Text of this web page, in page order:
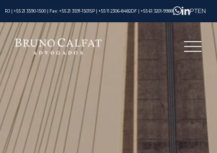
RJ | +55 21 3590-1500 | Fax: +55 21 3591-1501SP | +55 11 2306-8482 DF | +55 61 3201-9988 PTEN